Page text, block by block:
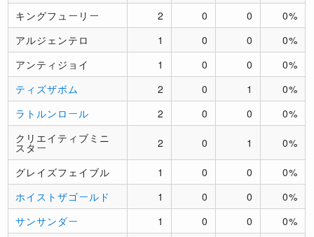
キングフューリー 2 0 0
0%
アルジェンテロ
1 0 0
0%
アンティジョイ
1 0 0
0%
ティズザボム
2 0 1
0%
ラトルンロール
2 0 0
0%
クリエイティブミニ
スター 2 0 1 0%
グレイズフェイブル 1 0 0
0%
ホイストザゴールド
1 0 0
0%
サンサンダー
1 0 0
0%